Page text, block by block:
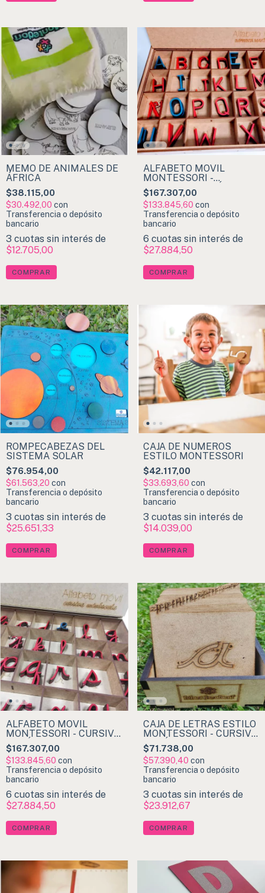
MEMO DE ANIMALES DE
ÁFRICA
$38.115,00
$30.492,00 con
Transferencia o depósito
bancario
3 cuotas sin interés de
$12.705,00
ALFABETO MÓVIL
MONTESSORI -
IMPRENTA MAYÚSCULA
$167.307,00
$133.845,60 con
Transferencia o depósito
bancario
6 cuotas sin interés de
$27.884,50
ROMPECABEZAS DEL
SISTEMA SOLAR
$76.954,00
$61.563,20 con
Transferencia o depósito
bancario
3 cuotas sin interés de
$25.651,33
CAJA DE NÚMEROS
ESTILO MONTESSORI
$42.117,00
$33.693,60 con
Transferencia o depósito
bancario
3 cuotas sin interés de
$14.039,00
ALFABETO MÓVIL
MONTESSORI - CURSIVA
MINÚSCULA
$167.307,00
$133.845,60 con
Transferencia o depósito
bancario
6 cuotas sin interés de
$27.884,50
CAJA DE LETRAS ESTILO
MONTESSORI - CURSIVA
MINÚSCULA
$71.738,00
$57.390,40 con
Transferencia o depósito
bancario
3 cuotas sin interés de
$23.912,67